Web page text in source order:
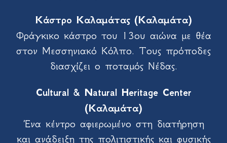
Κάστρο Καλαμάτας (Καλαμάτα)
Φράγκικο κάστρο του 13ου αιώνα με θέα
στον Μεσσηνιακό Κόλπο. Τους πρόποδες
διασχίζει ο ποταμός Νέδας.
Cultural & Natural Heritage Center
(Καλαμάτα)
Ένα κέντρο αφιερωμένο στη διατήρηση
και ανάδειξη της πολιτιστικής και φυσικής